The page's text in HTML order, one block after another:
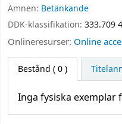
Ämnen: Betänkande
DDK-klassifikation: 333.709
Onlineresurser: Online
Bestånd ( 0 )
Inga fysiska exemplar